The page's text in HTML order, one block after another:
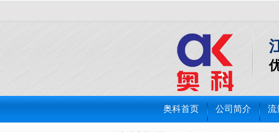
奥科首页 公司简介 流